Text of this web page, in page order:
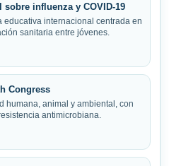
influenza y COVID-19
educativa internacional centrada en
sanitaria entre jóvenes.
Congress
humana, animal y ambiental, con
antimicrobiana.